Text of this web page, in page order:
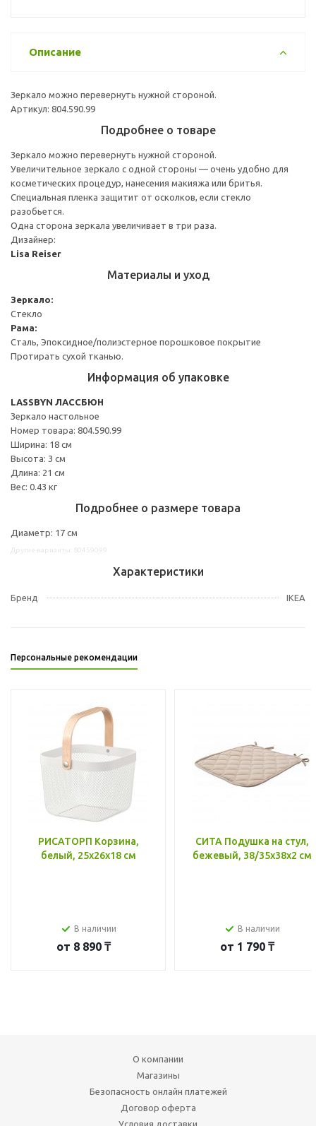
Описание
Зеркало можно перевернуть нужной стороной.
Артикул: 804.590.99
Подробнее о товаре
Зеркало можно перевернуть нужной стороной.
Увеличительное зеркало с одной стороны — очень удобно для
косметических процедур, нанесения макияжа или бритья.
Специальная пленка защитит от осколков, если стекло
разобьется.
Одна сторона зеркала увеличивает в три раза.
Дизайнер:
Lisa Reiser
Материалы и уход
Зеркало:
Стекло
Рама:
Сталь, Эпоксидное/полиэстерное порошковое покрытие
Протирать сухой тканью.
Информация об упаковке
LASSBYN ЛАССБЮН
Зеркало настольное
Номер товара: 804.590.99
Ширина: 18 см
Высота: 3 см
Длина: 21 см
Вес: 0.43 кг
Подробнее о размере товара
Диаметр: 17 см
Характеристики
Бренд IKEA
Персональные рекомендации
РИСАТОРП Корзина,
белый, 25x26x18 см
В наличии
от 8 890 ₸
СИТА Подушка на стул,
бежевый, 38/35x38x2 см
В наличии
от 1 790 ₸
О компании
Магазины
Безопасность онлайн платежей
Договор оферта
Условия доставки